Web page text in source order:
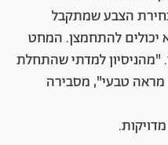
הצבע שמתקבל
יכולים להתחמצן. המחט
"מהניסיון למדתי שהתחלת
מראה טבעי", מסבירה